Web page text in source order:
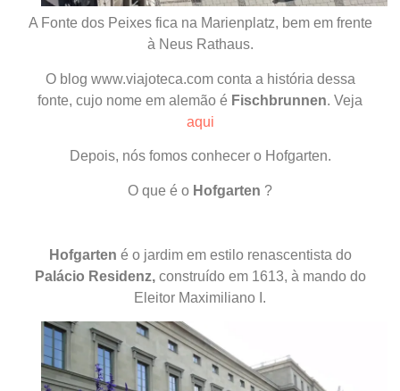
A Fonte dos Peixes fica na Marienplatz, bem em frente
àNeus Rathaus.
O blog www.viajoteca.com conta a história dessa
fonte, cujo nome em alemão é Fischbrunnen. Veja
aqui
Depois, nós fomos conhecer o Hofgarten.
O que é o Hofgarten ?
Hofgarten é o jardim em estilo renascentista do
Palácio Residenz, construído em 1613, à mando do
Eleitor Maximiliano I.